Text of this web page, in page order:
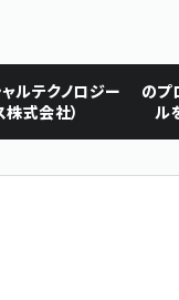
ルテクノロジー
株式会社）
のプ
ル